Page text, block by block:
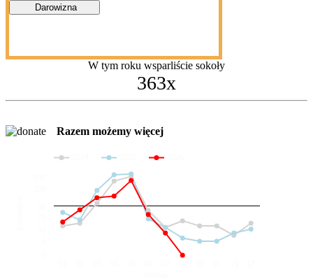
Darowizna
W tym roku wsparliście sokoły
363x
Razem możemy więcej